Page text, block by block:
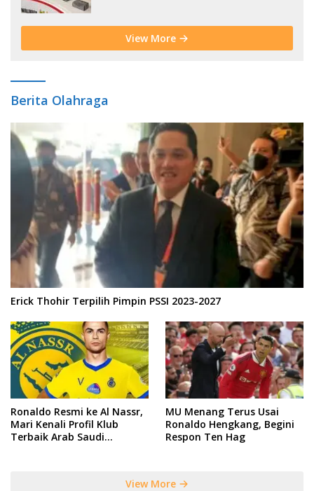
View More
Berita Olahraga
Erick Thohir Terpilih Pimpin PSSI 2023-2027
Ronaldo Resmi ke Al Nassr,
Mari Kenali Profil Klub
Terbaik Arab Saudi
MU Menang Terus Usai
Ronaldo Hengkang, Begini
Respon Ten Hag
View More